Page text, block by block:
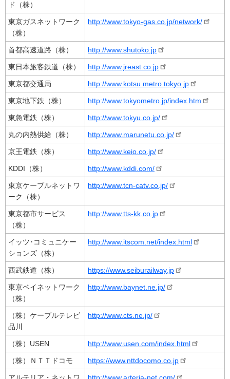
ド（株）
東京ガスネットワーク
（株）
http://www.tokyo-gas.co.jp/network/
首都高速道路（株） http://www.shutoko.jp
東日本旅客鉄道（株） http://www.jreast.co.jp
東京都交通局 http://www.kotsu.metro.tokyo.jp
東京地下鉄（株） http://www.tokyometro.jp/index.htm
東急電鉄（株） http://www.tokyu.co.jp/
丸の内熱供給（株） http://www.marunetu.co.jp/
京王電鉄（株） http://www.keio.co.jp/
KDDI（株） http://www.kddi.com/
東京ケーブルネットワ
ーク（株）
http://www.tcn-catv.co.jp/
東京都市サービス
（株）
http://www.tts-kk.co.jp
イッツ･コミュニケー
ションズ（株）
http://www.itscom.net/index.html
西武鉄道（株） https://www.seiburailway.jp
東京ベイネットワーク
（株）
http://www.baynet.ne.jp/
（株）ケーブルテレビ
品川
http://www.cts.ne.jp/
（株）USEN http://www.usen.com/index.html
（株）ＮＴＴドコモ https://www.nttdocomo.co.jp